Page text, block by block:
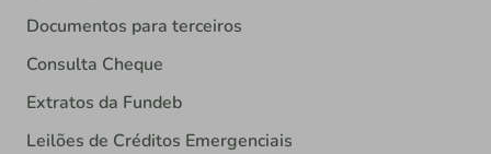
Documentos para terceiros
Consulta Cheque
Extratos da Fundeb
Leilões de Créditos Emergenciais